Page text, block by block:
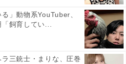
」動物系YouTuber、
飼育してい...
ラ三銃士・まりな、圧巻